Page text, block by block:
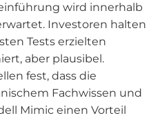
wird innerhalb
Investoren halten
Tests erzielten
aber plausibel.
fest, dass die
Fachwissen und
Mimic einen Vorteil